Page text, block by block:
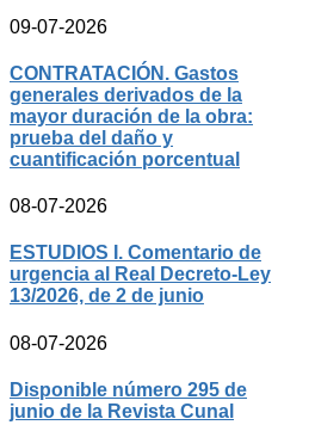
09-07-2026
CONTRATACIÓN. Gastos
generales derivados de la
mayor duración de la obra:
prueba del daño y
cuantificación porcentual
08-07-2026
ESTUDIOS I. Comentario de
urgencia al Real Decreto-Ley
13/2026, de 2 de junio
08-07-2026
Disponible número 295 de
junio de la Revista Cunal